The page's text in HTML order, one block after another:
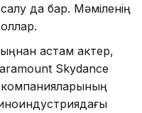
да бар. Мәміленің
астам актер,
Skydance